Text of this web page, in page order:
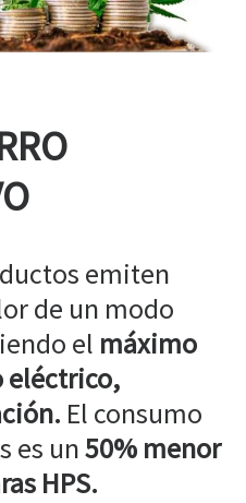
emiten
de un modo
el máximo
eléctrico,
El consumo
es un50% menor
HPS.